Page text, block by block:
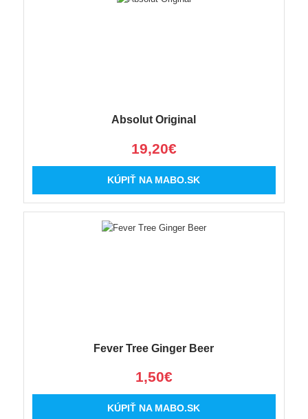
Absolut Original
19,20€
KÚPIŤ NA MABO.SK
Fever Tree Ginger Beer
1,50€
KÚPIŤ NA MABO.SK